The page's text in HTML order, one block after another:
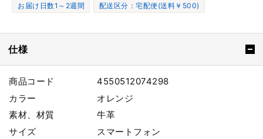
お届け日数1～2週間
配送区分：宅配便(送料￥500)
仕様
商品コード
4550512074298
カラー
オレンジ
素材、材質
牛革
サイズ
スマートフォン